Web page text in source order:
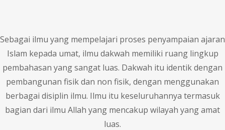
Sebagai ilmu yang mempelajari proses penyampaian ajaran
Islam kepada umat, ilmu dakwah memiliki ruang lingkup
pembahasan yang sangat luas. Dakwah itu identik dengan
pembangunan fisik dan non fisik, dengan menggunakan
berbagai disiplin ilmu. Ilmu itu keseluruhannya termasuk
bagian dari ilmu Allah yang mencakup wilayah yang amat
luas.